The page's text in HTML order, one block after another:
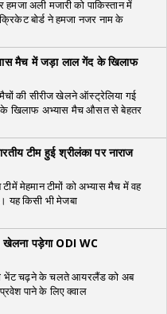
अली मजारी को पाकिस्तान में
बोर्ड ने हमजा नजर नाम के
मैच में जड़ा लाल गेंद के खिलाफ
की सीरीज खेलने ऑस्ट्रेलिया गई
के खिलाफ अभ्यास मैच औसत से बेहतर
टीम हुई श्रीलंका पर नाराज
मेहमान टीमों को अभ्यास मैच में वह
यह किसी भी मेजबा
पड़ेगा ODI WC
भेंट चढ़ने के चलते आयरलैंड को अब
पाने के लिए क्वाल